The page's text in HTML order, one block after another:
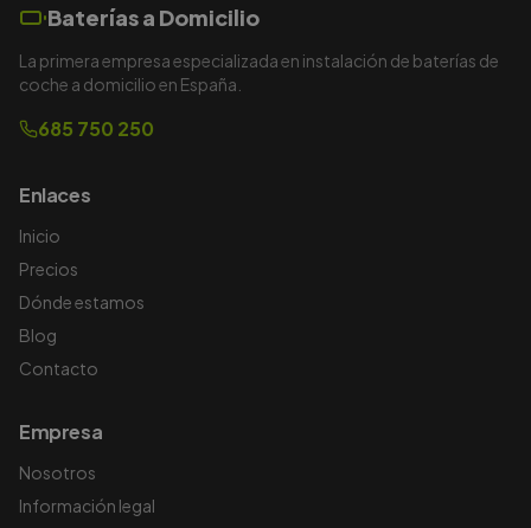
Baterías a Domicilio
La primera empresa especializada en instalación de baterías de
coche a domicilio en España.
685 750 250
Enlaces
Inicio
Precios
Dónde estamos
Blog
Contacto
Empresa
Nosotros
Información legal